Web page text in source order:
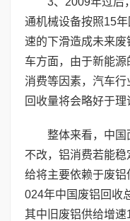
通机械设备按照15
速的下滑造成未来
车方面，由于新能
消费等因素，汽车
回收量将会略好于理
整体来看，中国
不改，铝消费若能
给将主要依赖于废
024年中国废铝回收
其中旧废铝供给增速